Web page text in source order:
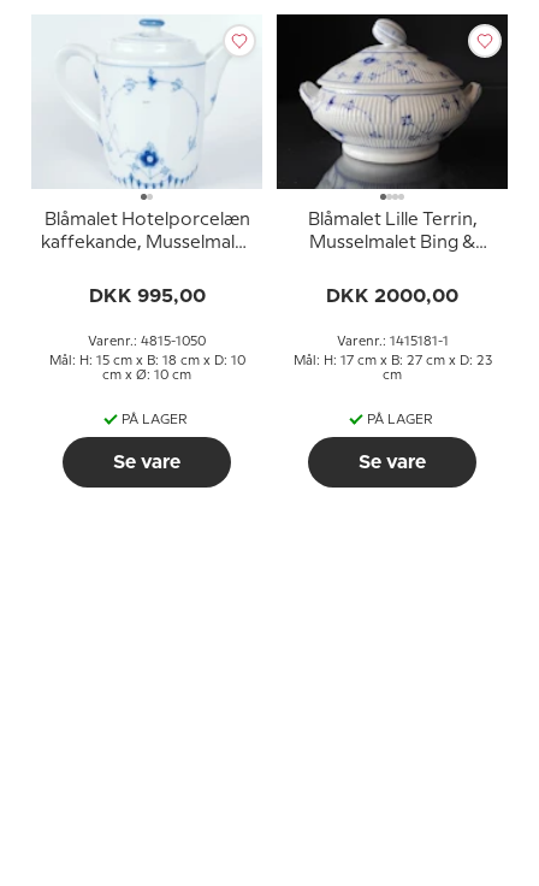
Blåmalet Hotelporcelæn
kaffekande, Musselmalet
DKK 995,00
Varenr.: 4815-1050
Mål: H: 15 cm x B: 18 cm x D: 10
cm x Ø: 10 cm
PÅ LAGER
Se vare
Blåmalet Lille Terrin,
Musselmalet Bing &
sjælden
DKK 2000,00
Varenr.: 1415181-1
Mål: H: 17 cm x B: 27 cm x D: 23
cm
PÅ LAGER
Se vare